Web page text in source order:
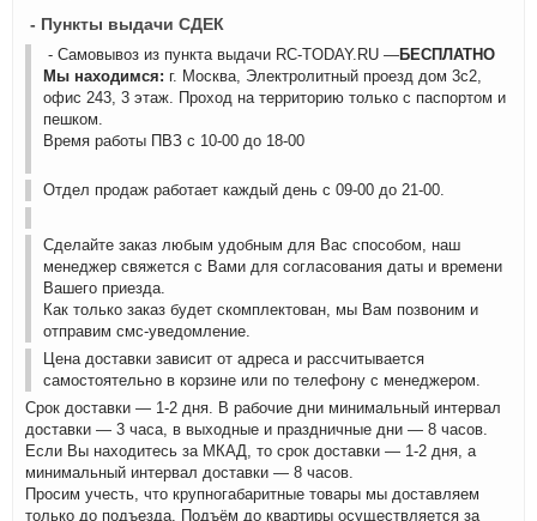
- Пункты выдачи СДЕК
- Самовывоз из пункта выдачи RC-TODAY.RU —БЕСПЛАТНО
Мы находимся: г. Москва, Электролитный проезд дом 3с2,
офис 243, 3 этаж. Проход на территорию только с паспортом и
пешком.
Время работы ПВЗ с 10-00 до 18-00
Отдел продаж работает каждый день с 09-00 до 21-00.
Сделайте заказ любым удобным для Вас способом, наш
менеджер свяжется с Вами для согласования даты и времени
Вашего приезда.
Как только заказ будет скомплектован, мы Вам позвоним и
отправим смс-уведомление.
Цена доставки зависит от адреса и рассчитывается
самостоятельно в корзине или по телефону с менеджером.
Срок доставки — 1-2 дня. В рабочие дни минимальный интервал
доставки — 3 часа, в выходные и праздничные дни — 8 часов.
Если Вы находитесь за МКАД, то срок доставки — 1-2 дня, а
минимальный интервал доставки — 8 часов.
Просим учесть, что крупногабаритные товары мы доставляем
только до подъезда. Подъём до квартиры осуществляется за